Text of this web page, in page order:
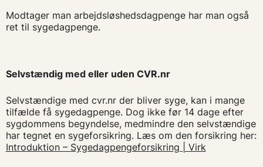
Modtager man arbejdsløshedsdagpenge har man også
ret til sygedagpenge.
Selvstændig med eller uden CVR.nr
Selvstændige med cvr.nr der bliver syge, kan i mange
tilfælde få sygedagpenge. Dog ikke før 14 dage efter
sygdommens begyndelse, medmindre den selvstændige
har tegnet en sygeforsikring. Læs om den forsikring her:
Introduktion – Sygedagpengeforsikring | Virk